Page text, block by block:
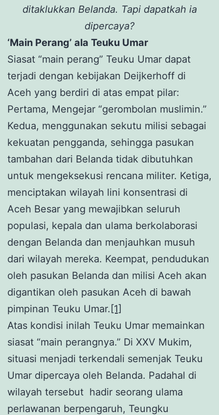
ditaklukkan Belanda. Tapi dapatkah ia
dipercaya?
‘Main Perang’ ala Teuku Umar
Siasat “main perang” Teuku Umar dapat
terjadi dengan kebijakan Deijkerhoff di
Aceh yang berdiri di atas empat pilar:
Pertama, Mengejar “gerombolan muslimin.”
Kedua, menggunakan sekutu milisi sebagai
kekuatan pengganda, sehingga pasukan
tambahan dari Belanda tidak dibutuhkan
untuk mengeksekusi rencana militer. Ketiga,
menciptakan wilayah lini konsentrasi di
Aceh Besar yang mewajibkan seluruh
populasi, kepala dan ulama berkolaborasi
dengan Belanda dan menjauhkan musuh
dari wilayah mereka. Keempat, pendudukan
oleh pasukan Belanda dan milisi Aceh akan
digantikan oleh pasukan Aceh di bawah
pimpinan Teuku Umar. [1]
Atas kondisi inilah Teuku Umar memainkan
siasat “main perangnya.” Di XXV Mukim,
situasi menjadi terkendali semenjak Teuku
Umar dipercaya oleh Belanda. Padahal di
wilayah tersebut hadir seorang ulama
perlawanan berpengaruh, Teungku